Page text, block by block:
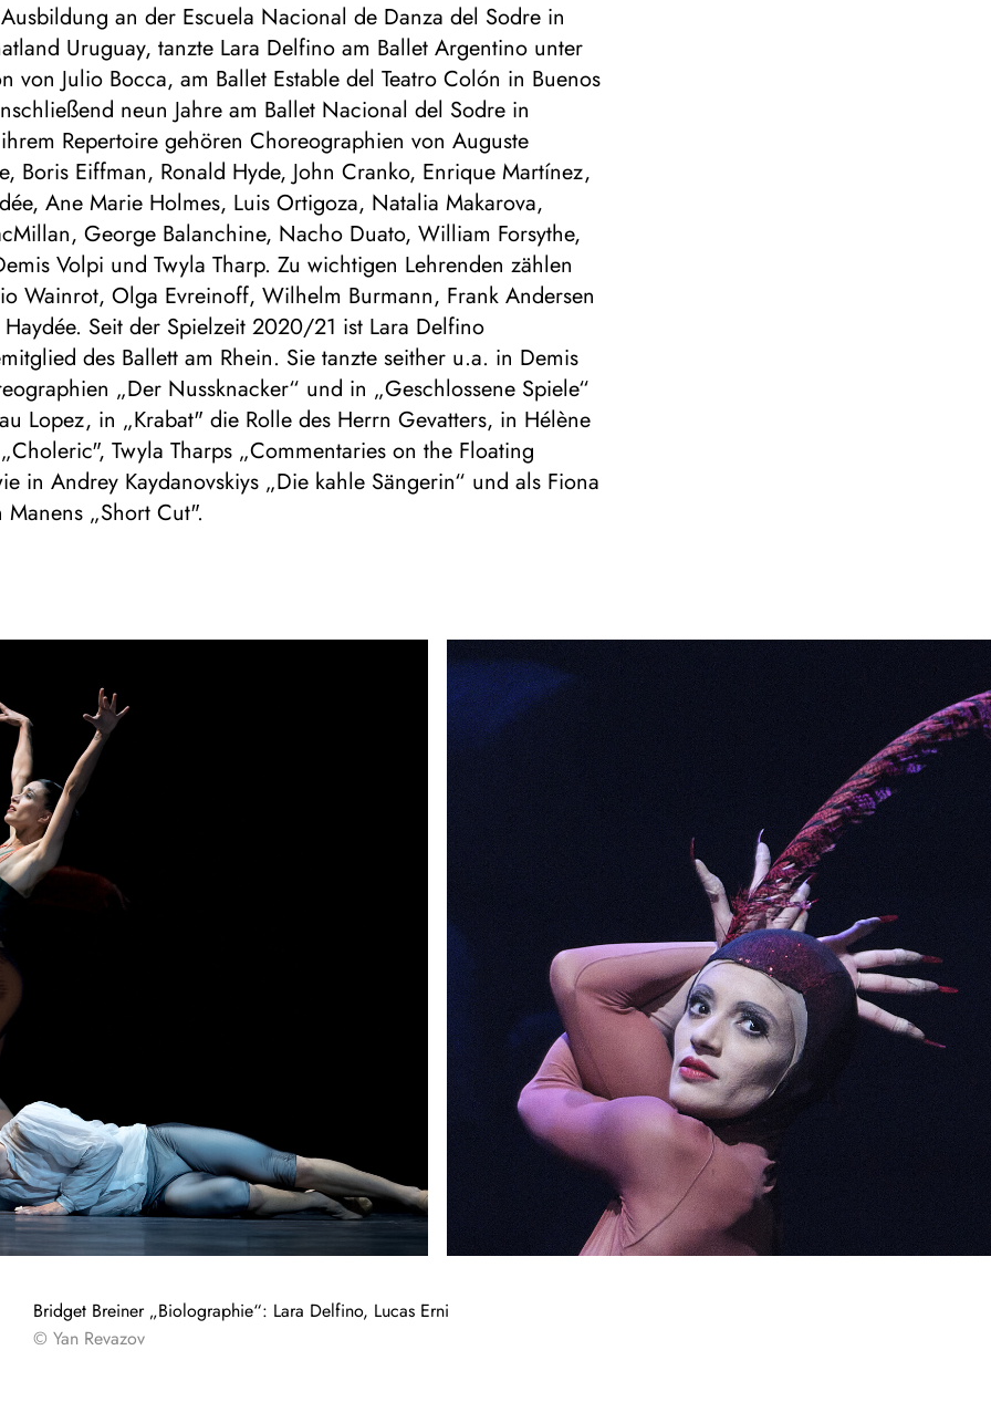
an der Escuela Nacional de Danza del Sodre in
Uruguay, tanzte Lara Delfino am Ballet Argentino unter
von Julio Bocca, am Ballet Estable del Teatro Colón in Buenos
neun Jahre am Ballet Nacional del Sodre in
Repertoire gehören Choreographien von Auguste
Boris Eiffman, Ronald Hyde, John Cranko, Enrique Martínez,
Ane Marie Holmes, Luis Ortigoza, Natalia Makarova,
George Balanchine, Nacho Duato, William Forsythe,
Volpi und Twyla Tharp. Zu wichtigen Lehrenden zählen
Wainrot, Olga Evreinoff, Wilhelm Burmann, Frank Andersen
Seit der Spielzeit 2020/21 ist Lara Delfino
des Ballett am Rhein. Sie tanzte seither u.a. in Demis
„Der Nussknacker“ und in „Geschlossene Spiele“
Lopez, in „Krabat" die Rolle des Herrn Gevatters, in Hélène
Twyla Tharps „Commentaries on the Floating
in Andrey Kaydanovskiys „Die kahle Sängerin“ und als Fiona
Manens „Short Cut".
Bridget Breiner „Biolographie“: Lara Delfino, Lucas Erni
© Yan Revazov